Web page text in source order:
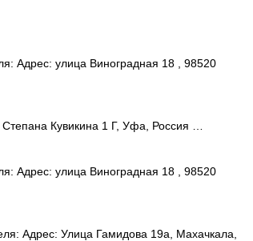
Адрес: улица Виноградная 18 , 98520
Кувикина 1 Г, Уфа, Россия …
Адрес: улица Виноградная 18 , 98520
Адрес: Улица Гамидова 19а, Махачкала,